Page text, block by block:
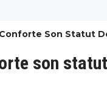
Son Statut
son